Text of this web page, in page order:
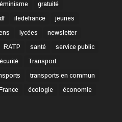
gratuité
iledefrance
jeunes
lycées
newsletter
RATP santé
service public
Transport
transports en commun
écologie
économie